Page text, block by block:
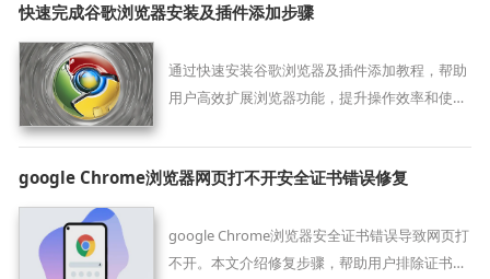
快速完成谷歌浏览器安装及插件添加步骤
通过快速安装谷歌浏览器及插件添加教程，帮助
用户高效扩展浏览器功能，提升操作效率和使用
google Chrome浏览器网页打不开安全证书错误修复
google Chrome浏览器安全证书错误导致网页打
不开。本文介绍修复步骤，帮助用户排除证书问